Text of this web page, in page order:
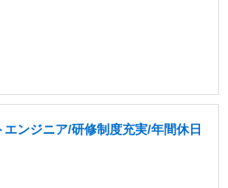
ンジニア/研修制度充実/年間休日